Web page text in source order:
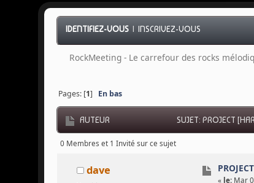
IDENTIFIEZ-VOUS |INSCRIVEZ-VOUS
RockMeeting - Le carrefour des rocks
Pages: [1] En bas
AUTEUR SUJET: PROJECT
0 Membres et 1 Invité sur ce sujet
dave
« le: Mar